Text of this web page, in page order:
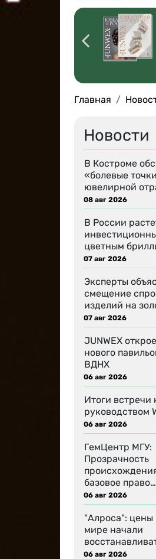
Главная
Новости
В Костроме
«болевые
ювелирной
08 авг 2026
В России
цветным
07 авг 2026
Эксперты
смещение
изделий на
07 авг 2026
JUNWEX
нового
ВДНХ
06 авг 2026
Итоги встречи
руководством
06 авг 2026
ГемЦентр МГУ:
Прозрачность
базовое право…
06 авг 2026
"Алроса": цены
мире начали
06 авг 2026